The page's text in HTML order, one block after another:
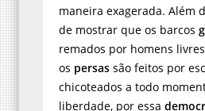
maneira exagerada. Além
de mostrar que os barcos
remados por homens
os persas são feitos por
chicoteados a todo
liberdade, por essa